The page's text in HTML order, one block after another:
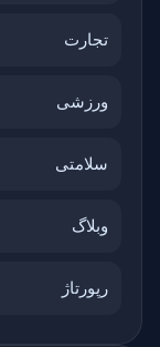
تجارت
ورزشی
سلامتی
وبلاگ
رپورتاژ